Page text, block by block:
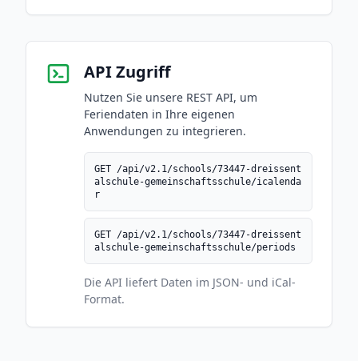
API Zugriff
Nutzen Sie unsere REST API, um
Feriendaten in Ihre eigenen
Anwendungen zu integrieren.
GET /api/v2.1/schools/73447-dreissent
alschule-gemeinschaftsschule/icalenda
r
GET /api/v2.1/schools/73447-dreissent
alschule-gemeinschaftsschule/periods
Die API liefert Daten im JSON- und iCal-
Format.